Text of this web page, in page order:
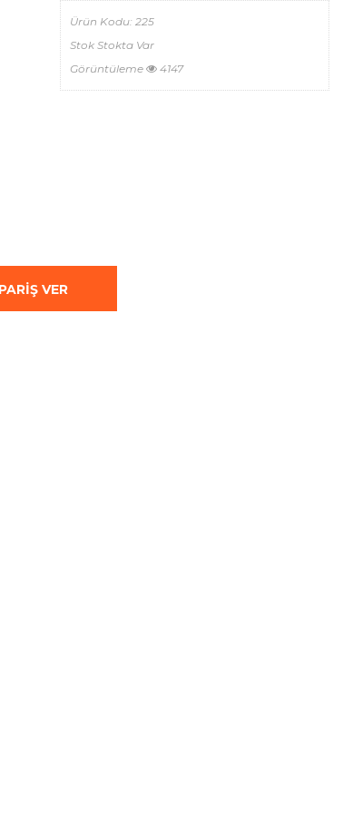
Ürün Kodu:225
StokStokta Var
Görüntüleme
4147